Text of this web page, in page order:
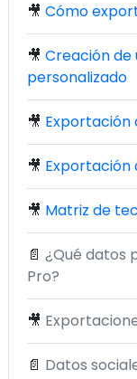
🎥 Cómo
🎥 Creación
personalizado
🎥 Exportación
🎥 Exportación
🎥 Matriz de
📄 ¿Qué datos
Pro?
🎥
📄 Datos